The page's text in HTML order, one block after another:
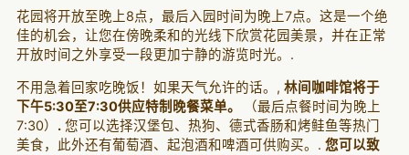
花园将开放至晚上8点，最后入园时间为晚上7点。这是一个绝
佳的机会，让您在傍晚柔和的光线下欣赏花园美景，并在正常
开放时间之外享受一段更加宁静的游览时光。.
不用急着回家吃晚饭！如果天气允许的话。, 林间咖啡馆将于
下午5:30至7:30供应特制晚餐菜单。
（最后点餐时间为晚上
7:30） .您可以选择汉堡包、热狗、德式香肠和烤鲑鱼等热门
美食，此外还有葡萄酒、起泡酒和啤酒可供购买。. 您可以致